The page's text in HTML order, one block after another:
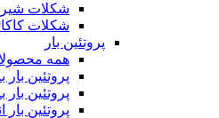
شکلات
شکلات
پروتئین بار
همه
پروتئین بار
پروتئین بار
پروتئین بار